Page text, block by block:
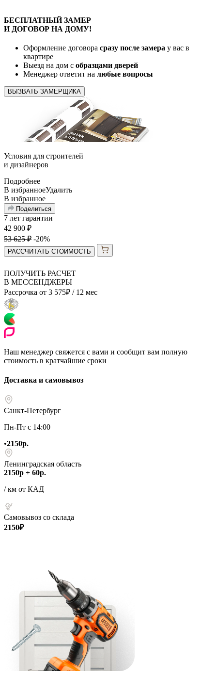
БЕСПЛАТНЫЙЗАМЕР
И ДОГОВОР НА ДОМУ!
Оформление договора сразу после замера у вас в
квартире
Выезд на дом с образцами дверей
Менеджер ответит на любые вопросы
ВЫЗВАТЬ ЗАМЕРЩИКА
Условия для строителей
и дизайнеров
Подробнее
В избранноеУдалить
В избранное
Поделиться
7 лет гарантии
42 900 ₽
53 625₽ -20%
РАССЧИТАТЬ СТОИМОСТЬ
ПОЛУЧИТЬ РАСЧЕТ
В МЕССЕНДЖЕРЫ
Рассрочка от 3 575₽ / 12 мес
Наш менеджер свяжется с вами и сообщит вам полную
стоимость в кратчайшие сроки
Доставка и самовывоз
Санкт-Петербург
Пн-Пт с 14:00
•2150р.
Ленинградская область
2150р + 60р.
/ км от КАД
Самовывоз со склада
2150₽